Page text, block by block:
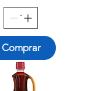
Comprar